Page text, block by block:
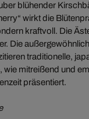
blühender
wirkt die
kraftvoll. Die
Die
traditionelle,
wie mitreißend und
präsentiert.